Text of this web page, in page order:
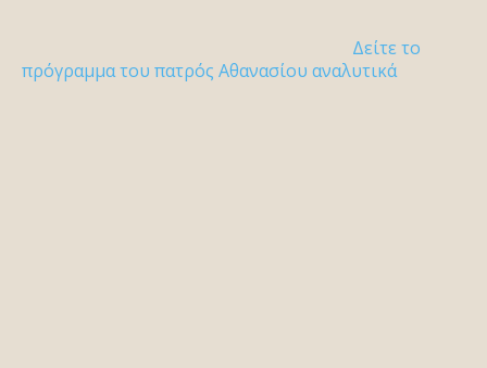
Δείτε το
πρόγραμμα του πατρός Αθανασίου αναλυτικά